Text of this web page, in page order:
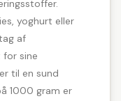
yoghurt eller
af
sine
til en sund
1000 gram er